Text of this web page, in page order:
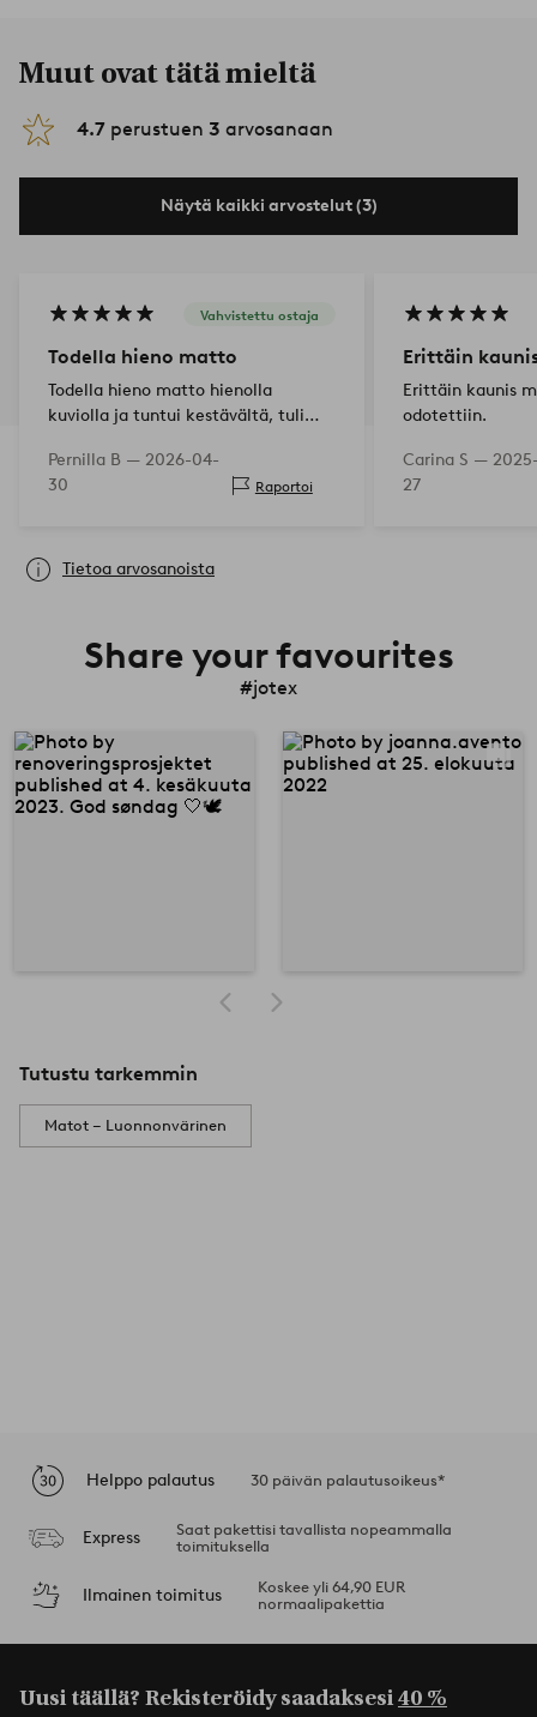
Muut ovat tätä mieltä
4.7 perustuen 3 arvosanaan
Näytä kaikki arvostelut (3)
Vahvistettu ostaja
Todella hieno matto
Todella hieno matto hienolla
kuviolla ja tuntui kestävältä, tuli
Pernilla B — 2026-04-
30
Raportoi
Erittäin
Erittäin kaunis
odotettiin.
Carina S —
27
Tietoa arvosanoista
Share your favourites
#jotex
Tutustu tarkemmin
Matot – Luonnonvärinen
Helppo palautus 30 päivän palautusoikeus*
Express
Saat pakettisi tavallista nopeammalla
toimituksella
Ilmainen toimitus
Koskee yli 64,90 EUR
normaalipakettia
Uusi täällä? Rekisteröidy saadaksesi40 %